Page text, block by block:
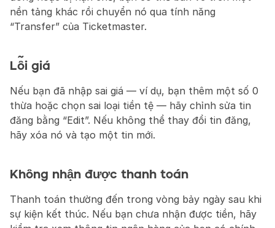
nền tảng khác rồi chuyển nó qua tính năng
“Transfer” của Ticketmaster.
Lỗi giá
Nếu bạn đã nhập sai giá — ví dụ, bạn thêm một số 0
thừa hoặc chọn sai loại tiền tệ — hãy chỉnh sửa tin
đăng bằng “Edit”. Nếu không thể thay đổi tin đăng,
hãy xóa nó và tạo một tin mới.
Không nhận được thanh toán
Thanh toán thường đến trong vòng bảy ngày sau khi
sự kiện kết thúc. Nếu bạn chưa nhận được tiền, hãy